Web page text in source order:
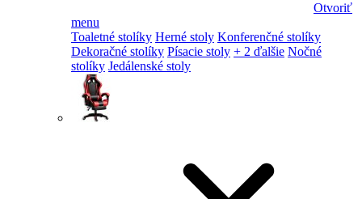
Otvoriť
menu
Toaletné stolíky Herné stoly Konferenčné stolíky
Dekoračné stolíky Písacie stoly + 2 ďalšie Nočné
stolíky Jedálenské stoly